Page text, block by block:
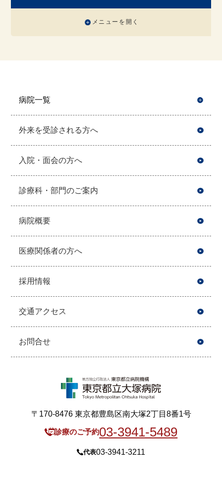
メニューを開く
病院一覧
外来を受診される方へ
入院・面会の方へ
診療科・部門のご案内
病院概要
医療関係者の方へ
採用情報
交通アクセス
お問合せ
〒170-8476 東京都豊島区南大塚2丁目8番1号
診療のご予約03-3941-5489
代表03-3941-3211